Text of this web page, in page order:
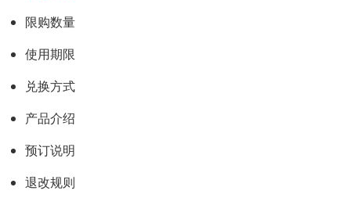
限购数量
使用期限
兑换方式
产品介绍
预订说明
退改规则